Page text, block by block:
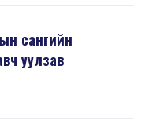
сангийн
уулзав